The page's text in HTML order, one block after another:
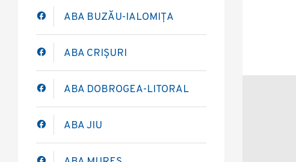
ABA BUZĂU-IALOMIȚA
ABA CRIȘURI
ABA DOBROGEA-LITORAL
ABA JIU